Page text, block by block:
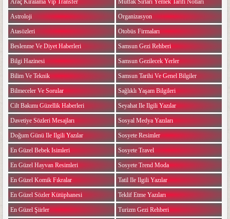
Araç Kiralama Vip Transfer
Astroloji
Atasözleri
Beslenme Ve Diyet Haberleri
Bilgi Hazinesi
Bilim Ve Teknik
Bilmeceler Ve Sorular
Cilt Bakımı Güzellik Haberleri
Davetiye Sözleri Mesajları
Doğum Günü Ile Ilgili Yazılar
En Güzel Bebek Isimleri
En Güzel Hayvan Resimleri
En Güzel Komik Fıkralar
En Güzel Sözler Kütüphanesi
En Güzel Şiirler
Mutfak Sırları Yemek Tarifi Notları
Organizasyon
Otobüs Firmaları
Samsun Gezi Rehberi
Samsun Gezilecek Yerler
Samsun Tarihi Ve Genel Bilgiler
Sağlıklı Yaşam Bilgileri
Seyahat Ile Ilgili Yazılar
Sosyal Medya Yazıları
Sosyete Resimler
Sosyete Travel
Sosyete Trend Moda
Tatil Ile Ilgili Yazılar
Teklif Etme Yazıları
Turizm Gezi Rehberi